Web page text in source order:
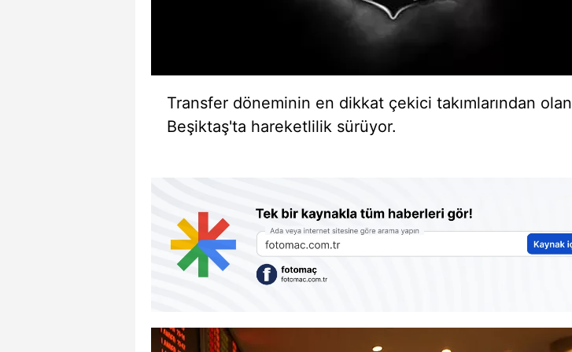
Transfer döneminin en dikkat çekici takımlarından olan
Beşiktaş'ta hareketlilik sürüyor.